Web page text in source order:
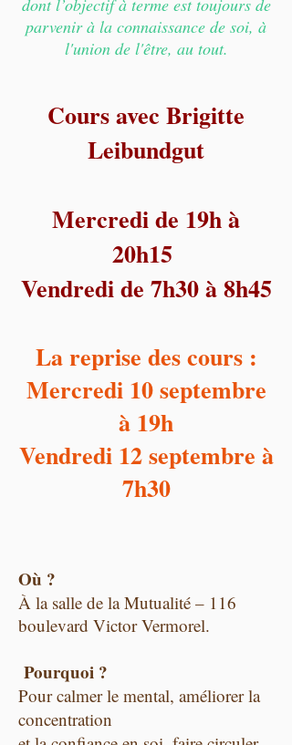
dont l’objectif à terme est toujours de
parvenir à la connaissance de soi, à
l'union de l'être, au tout.
Cours avec Brigitte
Leibundgut
Mercredi de 19h à
20h15
Vendredi de 7h30 à 8h45
La reprise des cours :
Mercredi 10 septembre
à 19h
Vendredi 12 septembre à
7h30
Où ?
À la salle de la Mutualité – 116
boulevard Victor Vermorel.
Pourquoi ?
Pour calmer le mental, améliorer la
concentration